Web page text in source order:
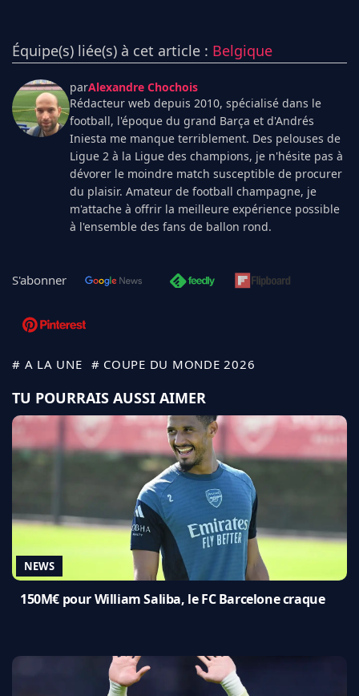
Équipe(s) liée(s) à cet article : Belgique
parAlexandre Chochois
Rédacteur web depuis 2010, spécialisé dans le
football, l'époque du grand Barça et d'Andrés
Iniesta me manque terriblement. Des pelouses de
Ligue 2 à la Ligue des champions, je n'hésite pas à
dévorer le moindre match susceptible de procurer
du plaisir. Amateur de football champagne, je
m'attache à offrir la meilleure expérience possible
à l'ensemble des fans de ballon rond.
S'abonner
# A LA UNE # COUPE DU MONDE 2026
TU POURRAIS AUSSI AIMER
NEWS
150M€ pour William Saliba, le FC Barcelone craque